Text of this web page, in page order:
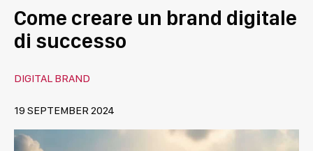
Come creare un brand digitale
di successo
DIGITAL BRAND
19 SEPTEMBER 2024